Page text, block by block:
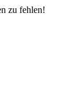
zu fehlen!